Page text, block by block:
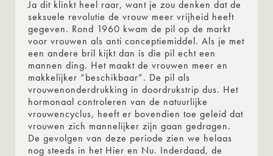
Ja dit klinkt heel raar, want je zou denken dat de
seksuele revolutie de vrouw meer vrijheid heeft
gegeven. Rond 1960 kwam de pil op de markt
voor vrouwen als anti conceptiemiddel. Als je met
een andere bril kijkt dan is die pil echt een
mannen ding. Het maakt de vrouwen meer en
makkelijker “beschikbaar”. De pil als
vrouwenonderdrukking in doordrukstrip dus. Het
hormonaal controleren van de natuurlijke
vrouwencyclus, heeft er bovendien toe geleid dat
vrouwen zich mannelijker zijn gaan gedragen.
De gevolgen van deze periode zien we helaas
nog steeds in het Hier en Nu. Inderdaad, de